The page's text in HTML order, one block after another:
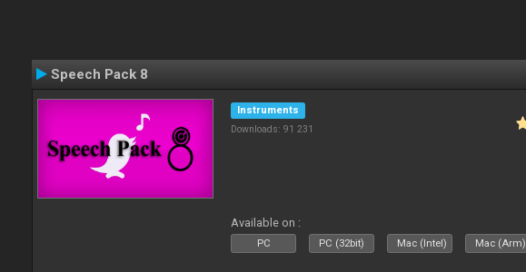
Speech Pack 8
Instruments
Downloads: 91 231
Available on :
PC PC (32bit) Mac (Intel) Mac (Arm)